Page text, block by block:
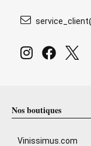
Nos boutiques
Vinissimus.com